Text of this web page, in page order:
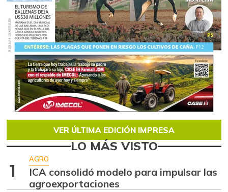
VER ÚLTIMA EDICIÓN IMPRESA
LO MÁS VISTO
1
AGRO
ICA consolidó modelo para impulsar las
agroexportaciones